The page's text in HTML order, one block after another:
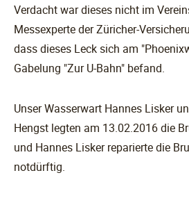
Verdacht war dieses nicht im
Messexperte der Züricher-
dass dieses Leck sich am
Gabelung "Zur U-Bahn" befand.
Unser Wasserwart Hannes Lisker
Hengst legten am 13.02.2016 die
und Hannes Lisker reparierte die
notdürftig.